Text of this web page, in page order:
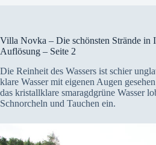
Villa Novka – Die schönsten Strände in
Auflösung – Seite 2
Die Reinheit des Wassers ist schier
klare Wasser mit eigenen Augen
das kristallklare smaragdgrüne Wasser
Schnorcheln und Tauchen ein.